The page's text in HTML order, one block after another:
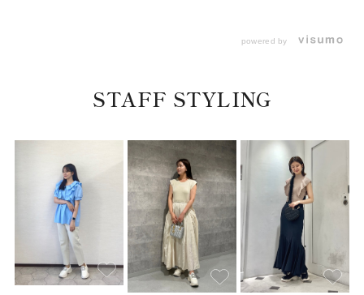
powered by
STAFF STYLING